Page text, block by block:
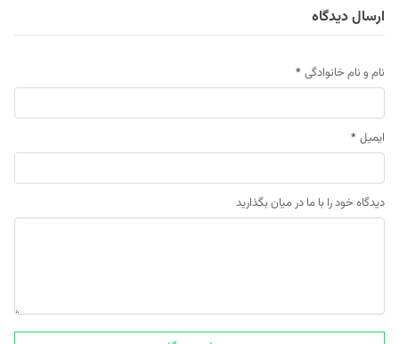
ارسال دیدگاه
نام و نام خانوادگی *
ایمیل *
دیدگاه خود را با ما در میان بگذارید